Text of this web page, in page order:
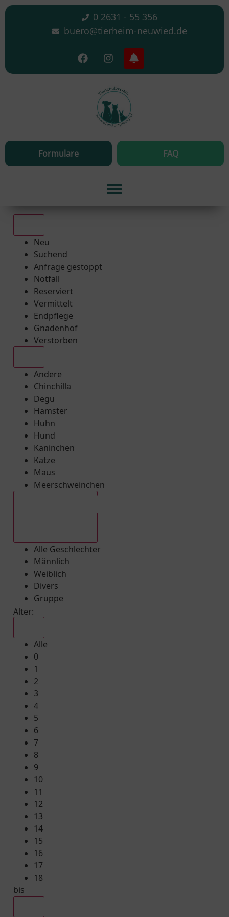
0 2631 - 55 356
buero@tierheim-neuwied.de
Formulare FAQ
Neu
Suchend
Anfrage gestoppt
Notfall
Reserviert
Vermittelt
Endpflege
Gnadenhof
Verstorben
Andere
Chinchilla
Degu
Hamster
Huhn
Hund
Kaninchen
Katze
Maus
Meerschweinchen
Alle Geschlechter
Männlich
Weiblich
Divers
Gruppe
Alter:
Alle
0
1
2
3
4
5
6
7
8
9
10
11
12
13
14
15
16
17
18
bis